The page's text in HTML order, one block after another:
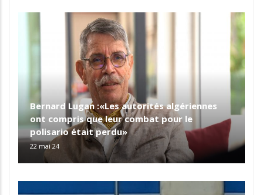
Bernard Lugan :«Les autorités algériennes
ont compris que leur combat pour le
polisario était perdu»
22 mai 24